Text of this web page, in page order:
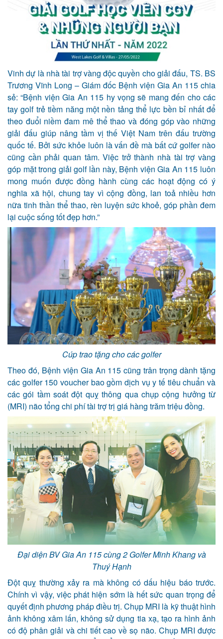
Vinh dự là nhà tài trợ vàng độc quyền cho giải đấu, TS. BS
Trương Vĩnh Long – Giám đốc Bệnh viện Gia An 115 chia
sẻ: “Bệnh viện Gia An 115 hy vọng sẽ mang đến cho các
tay golf trẻ tiềm năng một nền tảng thể lực bền bỉ nhất để
theo đuổi niềm đam mê thể thao và đóng góp vào những
giải đấu giúp nâng tầm vị thế Việt Nam trên đấu trường
quốc tế. Bởi sức khỏe luôn là vấn đề mà bất cứ golfer nào
cũng cần phải quan tâm. Việc trở thành nhà tài trợ vàng
góp mặt trong giảigolflần này, Bệnh viện Gia An 115 luôn
mong muốn được đồng hành cùng các hoạt động có ý
nghĩa xã hội, chung tay vì cộng đồng, lan toả nhiều hơn
nữa tinh thần thể thao, rèn luyện sức khoẻ, góp phần đem
lại cuộc sống tốt đẹp hơn.”
Cúp trao tặng cho các golfer
Theo đó, Bệnh viện Gia An 115 cũng trân trọng dành tặng
các golfer 150 voucher bao gồm dịch vụ y tế tiêu chuẩn và
các gói tầm soát đột quỵ thông qua chụp cộng hưởng từ
(MRI) nãotổng chi phí tài trợ trị giá hàng trăm triệu đồng.
Đại diện BV Gia An 115 cùng 2 Golfer Minh Khang và
Thuý Hạnh
Đột quỵ thường xảy ra mà không có dấu hiệu báo trước.
Chính vì vậy, việc phát hiện sớm là hết sức quan trọng để
quyết định phương pháp điều trị. Chụp MRI là kỹ thuật hình
ảnh không xâm lấn, không sử dụng tia xạ, tạo ra hình ảnh
có độ phân giải và chi tiết cao về sọ não. Chụp MRI được